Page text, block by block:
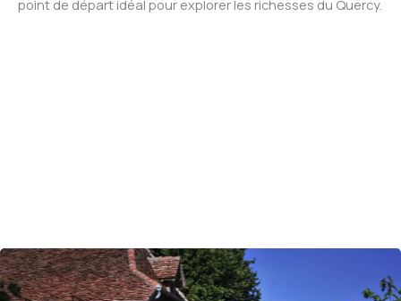
point de départ idéal pour explorer les richesses du Quercy.